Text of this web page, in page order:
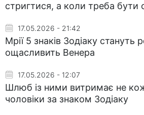
стригтися, а коли треба
17.05.2026 - 21:42
Мрії 5 знаків Зодіаку стануть
ощасливить Венера
17.05.2026 - 12:07
Шлюб із ними витримає не
чоловіки за знаком Зодіаку